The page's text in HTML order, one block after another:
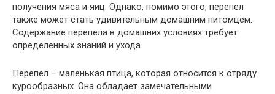
получения мяса и яиц. Однако, помимо этого, перепел
также может стать удивительным домашним питомцем.
Содержание перепела в домашних условиях требует
определенных знаний и ухода.
Перепел – маленькая птица, которая относится к отряду
курообразных. Она обладает замечательными